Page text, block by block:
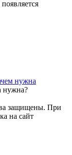
нужна
нужна?
защищены. При
на сайт